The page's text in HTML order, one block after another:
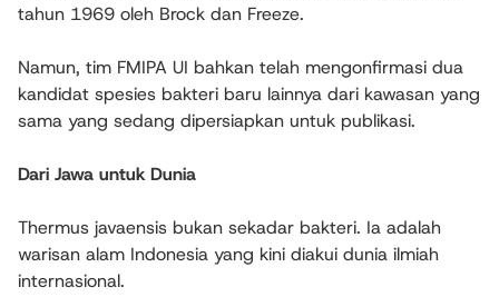
tahun 1969 oleh Brock dan Freeze.
Namun, tim FMIPA UI bahkan telah mengonfirmasi dua
kandidat spesies bakteri baru lainnya dari kawasan yang
sama yang sedang dipersiapkan untuk publikasi.
Dari Jawa untuk Dunia
Thermus javaensis bukan sekadar bakteri. Ia adalah
warisan alam Indonesia yang kini diakui dunia ilmiah
internasional.